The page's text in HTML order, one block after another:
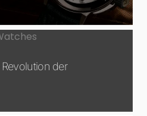
Revolution der